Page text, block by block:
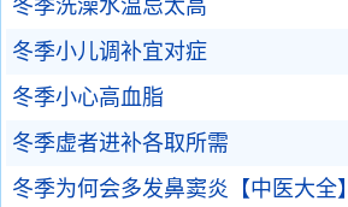
冬季洗澡水温忌太高
冬季小儿调补宜对症
冬季小心高血脂
冬季虚者进补各取所需
冬季为何会多发鼻窦炎【中医大全】